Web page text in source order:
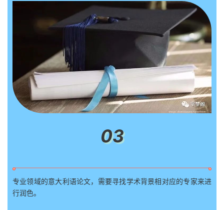
03
专业领域的意大利语论文，需要寻找学术背景相对应的专家来进
行润色。